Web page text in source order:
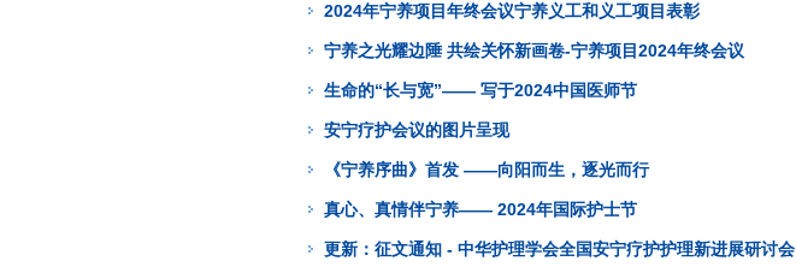
2024年宁养项目年终会议宁养义工和义工项目表彰
宁养之光耀边陲 共绘关怀新画卷-宁养项目2024年终会议
生命的“长与宽”—— 写于2024中国医师节
安宁疗护会议的图片呈现
《宁养序曲》首发 ——向阳而生，逐光而行
真心、真情伴宁养—— 2024年国际护士节
更新：征文通知 - 中华护理学会全国安宁疗护护理新进展研讨会